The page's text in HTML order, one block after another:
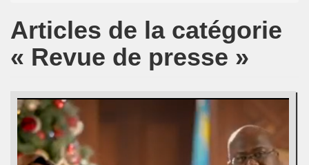
Articles de la catégorie
« Revue de presse »